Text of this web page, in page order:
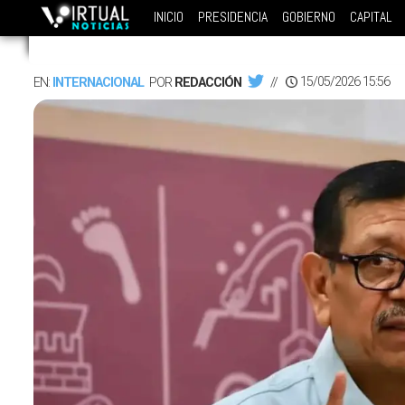
INICIO PRESIDENCIA GOBIERNO CAPITAL
EN: INTERNACIONAL POR REDACCIÓN // 15/05/2026 15:56